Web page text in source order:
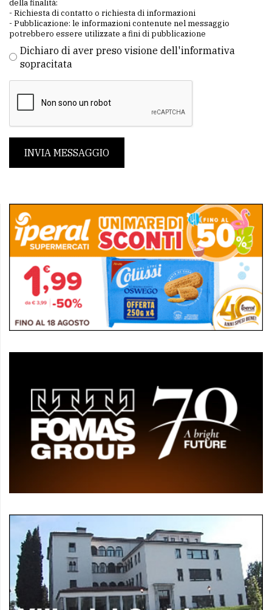
della finalità:
- Richiesta di contatto o richiesta di informazioni
- Pubblicazione: le informazioni contenute nel messaggio
potrebbero essere utilizzate a fini di pubblicazione
Dichiaro di aver preso visione dell'informativa
sopracitata
INVIA MESSAGGIO